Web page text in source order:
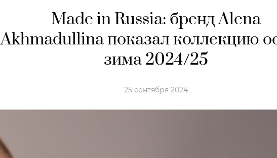
Made in Russia: бренд Alena
Akhmadullina показал коллекцию
зима 2024/25
25 сентября 2024